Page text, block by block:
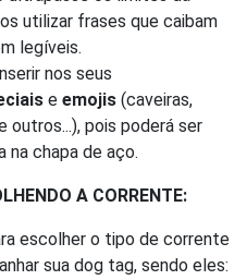
utilizar frases que caibam
legíveis.
nos seus
e emojis (caveiras,
outros...), pois poderá ser
na chapa de aço.
A CORRENTE:
escolher o tipo de corrente
sua dog tag, sendo eles: